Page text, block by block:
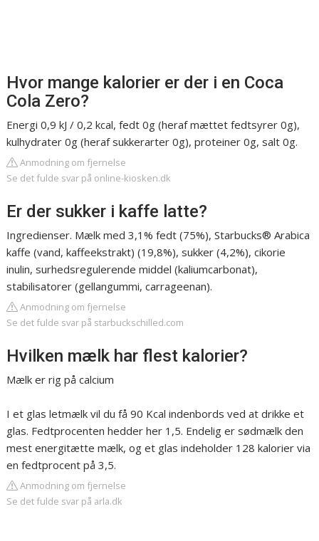
Hvor mange kalorier er der i en Coca
Cola Zero?
Energi 0,9 kJ / 0,2 kcal, fedt 0g (heraf mættet fedtsyrer 0g),
kulhydrater 0g (heraf sukkerarter 0g), proteiner 0g, salt 0g.
Anmodning om fjernelse
Se det fulde svar på online-kiosken.dk
Er der sukker i kaffe latte?
Ingredienser. Mælk med 3,1% fedt (75%), Starbucks® Arabica
kaffe (vand, kaffeekstrakt) (19,8%), sukker (4,2%), cikorie
inulin, surhedsregulerende middel (kaliumcarbonat),
stabilisatorer (gellangummi, carrageenan).
Anmodning om fjernelse
Se det fulde svar på starbuckschilled.com
Hvilken mælk har flest kalorier?
Mælk er rig på calcium
I et glas letmælk vil du få 90 Kcal indenbords ved at drikke et
glas. Fedtprocenten hedder her 1,5. Endelig er sødmælk den
mest energitætte mælk, og et glas indeholder 128 kalorier via
en fedtprocent på 3,5.
Anmodning om fjernelse
Se det fulde svar på arla.dk